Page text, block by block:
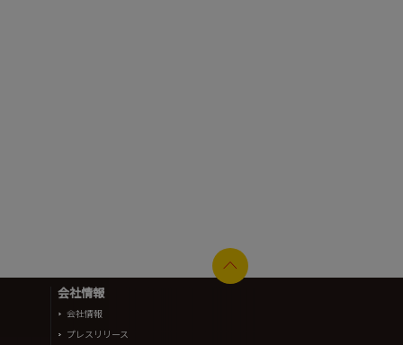
会社情報
会社情報
プレスリリース